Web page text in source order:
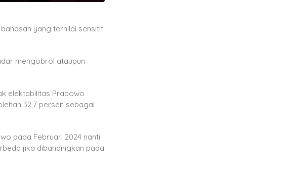
yang ternilai sensitif
mengobrol ataupun
elektabilitas Prabowo
32,7 persen sebagai
pada Februari 2024 nanti.
jika dibandingkan pada